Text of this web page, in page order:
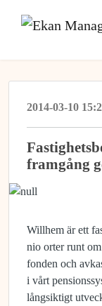
2014-03-10
framgång
Willhem är ett
nio orter runt
fonden och
i vårt
långsiktigt